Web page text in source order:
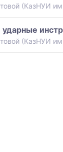
(КазНУИ
(КазНУИ